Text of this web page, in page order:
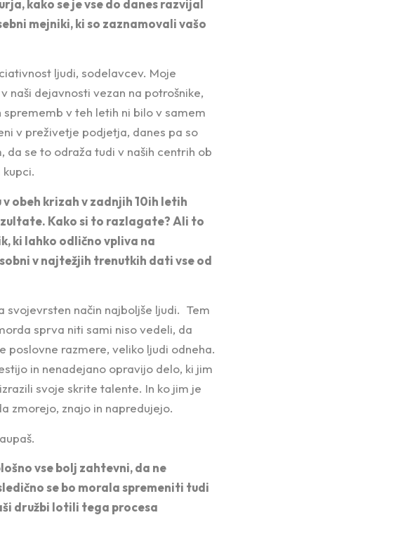
kako se je vse do danes razvijal
mejniki, ki so zaznamovali vašo
ljudi, sodelavcev. Moje
naši dejavnosti vezan na potrošnike,
v teh letih ni bilo v samem
v preživetje podjetja, danes pa so
da se to odraža tudi v naših centrih ob
obeh krizah v zadnjih 10ih letih
Kako si to razlagate? Ali to
ki lahko odlično vpliva na
v najtežjih trenutkih dati vse od
svojevrsten način najboljše ljudi. Tem
sprva niti sami niso vedeli, da
poslovne razmere, veliko ljudi odneha.
in nenadejano opravijo delo, ki jim
svoje skrite talente. In ko jim je
zmorejo, znajo in napredujejo.
vse bolj zahtevni, da ne
se bo morala spremeniti tudi
družbi lotili tega procesa